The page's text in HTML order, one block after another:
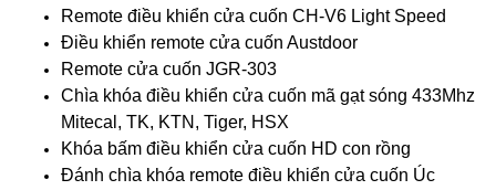
Remote điều khiển cửa cuốn CH-V6 Light Speed
Điều khiển remote cửa cuốn Austdoor
Remote cửa cuốn JGR-303
Chìa khóa điều khiển cửa cuốn mã gạt sóng 433Mhz
Mitecal, TK, KTN, Tiger, HSX
Khóa bấm điều khiển cửa cuốn HD con rồng
Đánh chìa khóa remote điều khiển cửa cuốn Úc